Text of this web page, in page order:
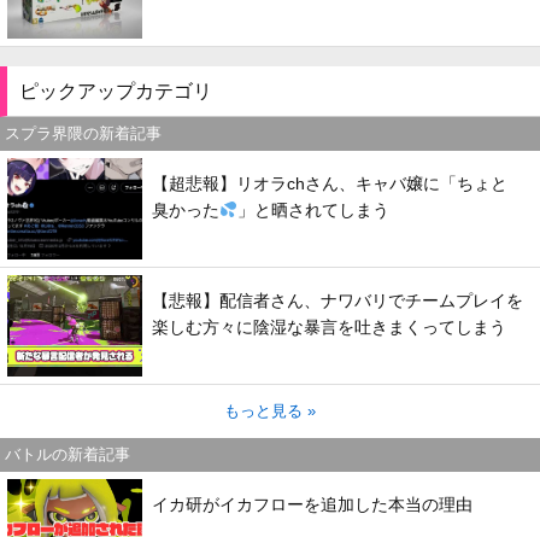
ピックアップカテゴリ
スプラ界隈の新着記事
【超悲報】リオラchさん、キャバ嬢に「ちょと
臭かった
」と晒されてしまう
【悲報】配信者さん、ナワバリでチームプレイを
楽しむ方々に陰湿な暴言を吐きまくってしまう
もっと見る »
バトルの新着記事
イカ研がイカフローを追加した本当の理由